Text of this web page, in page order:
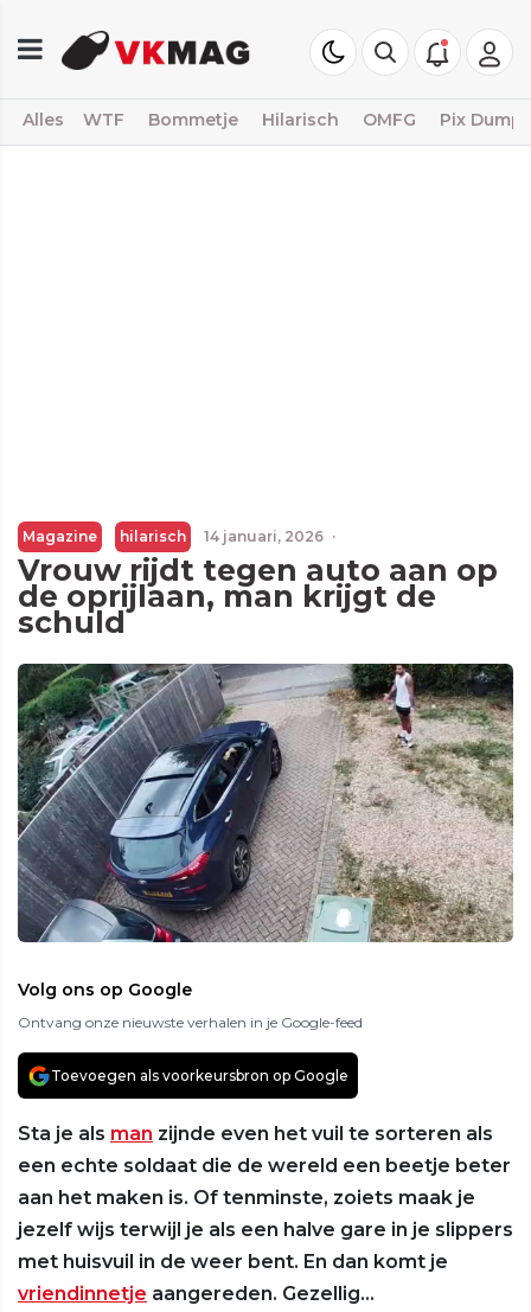
Alles WTF Bommetje Hilarisch OMFG Pix Dump
Magazine hilarisch 14 januari, 2026 ·
Vrouw rijdt tegen auto aan op
de oprijlaan, man krijgt de
schuld
Volg ons op Google
Ontvang onze nieuwste verhalen in je Google-feed
Toevoegen als voorkeursbron op Google
Sta je als man zijnde even het vuil te sorteren als
een echte soldaat die de wereld een beetje beter
aan het maken is. Of tenminste, zoiets maak je
jezelf wijs terwijl je als een halve gare in je slippers
met huisvuil in de weer bent. En dan komt je
vriendinnetje aangereden. Gezellig…